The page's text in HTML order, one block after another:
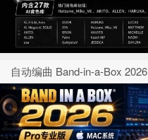
自动编曲 Band-in-a-Box